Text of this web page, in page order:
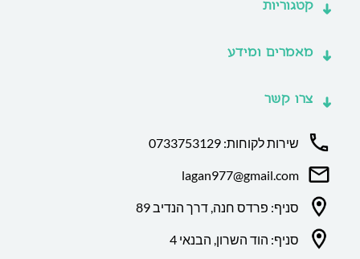
קטגוריות
מאמרים ומידע
צרו קשר
שירות לקוחות: 0733753129
lagan977@gmail.com
סניף: פרדס חנה, דרך הנדיב 89
סניף: הוד השרון, הבנאי 4